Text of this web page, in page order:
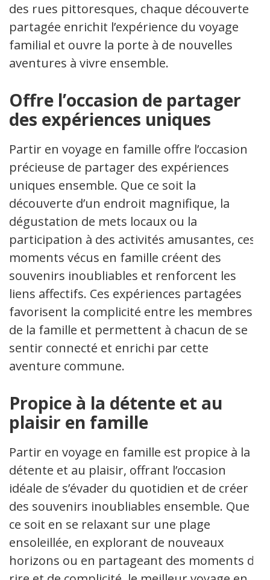
des rues pittoresques, chaque découverte
partagée enrichit l’expérience du voyage
familial et ouvre la porte à de nouvelles
aventures à vivre ensemble.
Offre l’occasion de partager
des expériences uniques
Partir en voyage en famille offre l’occasion
précieuse de partager des expériences
uniques ensemble. Que ce soit la
découverte d’un endroit magnifique, la
dégustation de mets locaux ou la
participation à des activités amusantes, ces
moments vécus en famille créent des
souvenirs inoubliables et renforcent les
liens affectifs. Ces expériences partagées
favorisent la complicité entre les membres
de la famille et permettent à chacun de se
sentir connecté et enrichi par cette
aventure commune.
Propice à la détente et au
plaisir en famille
Partir en voyage en famille est propice à la
détente et au plaisir, offrant l’occasion
idéale de s’évader du quotidien et de créer
des souvenirs inoubliables ensemble. Que
ce soit en se relaxant sur une plage
ensoleillée, en explorant de nouveaux
horizons ou en partageant des moments de